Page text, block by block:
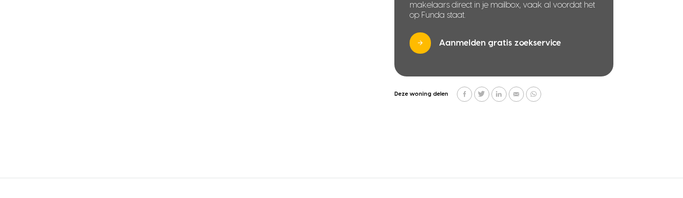
makelaars direct in je mailbox, vaak al voordat het
op Funda staat.
Aanmelden gratis zoekservice
Deze woning delen